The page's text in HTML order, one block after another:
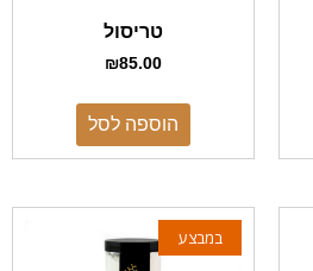
טריסול
₪85.00
הוספה לסל
במבצע